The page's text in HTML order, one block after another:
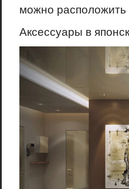
можно расположить
Аксессуары в